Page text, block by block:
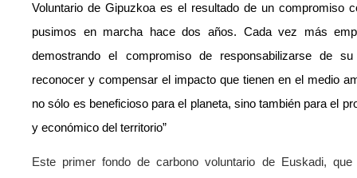
Voluntario de Gipuzkoa es el resultado de un compromiso
pusimos en marcha hace dos años. Cada vez más
demostrando el compromiso de responsabilizarse de
reconocer y compensar el impacto que tienen en el medio
no sólo es beneficioso para el planeta, sino también para el
y económico del territorio”
Este primer fondo de carbono voluntario de Euskadi,